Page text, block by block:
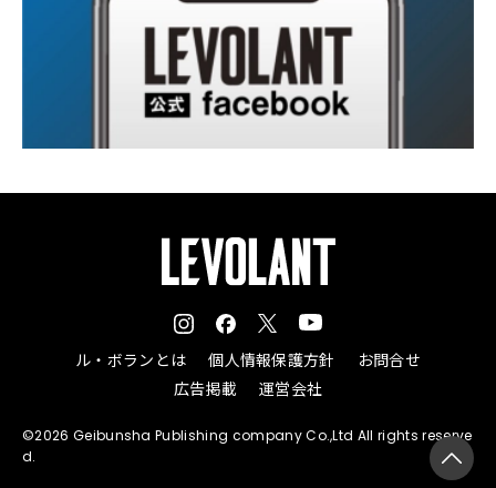
ル・ボランとは 個人情報保護方針
お問合せ
広告掲載
運営会社
©2026 Geibunsha Publishing company Co.,Ltd All rights reserve
d.